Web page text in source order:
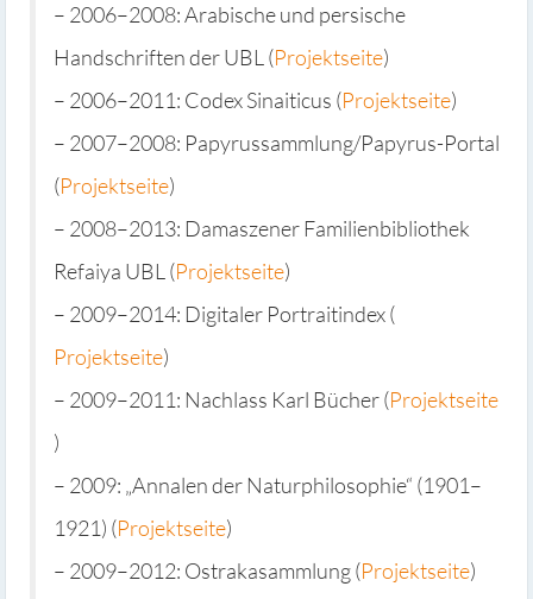
– 2006–2008: Arabische und persische
Handschriften der UBL (Projektseite)
– 2006–2011: Codex Sinaiticus (Projektseite)
– 2007–2008: Papyrussammlung/Papyrus-Portal
(Projektseite)
– 2008–2013: Damaszener Familienbibliothek
Refaiya UBL (Projektseite)
– 2009–2014: Digitaler Portraitindex (
Projektseite)
– 2009–2011: Nachlass Karl Bücher (Projektseite
)
– 2009: „Annalen der Naturphilosophie“ (1901–
1921) (Projektseite)
– 2009–2012: Ostrakasammlung (Projektseite)